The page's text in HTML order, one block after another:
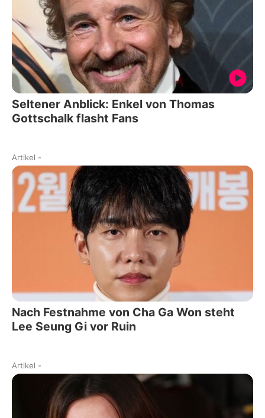
Seltener Anblick: Enkel von Thomas
Gottschalk flasht Fans
Artikel -
Nach Festnahme von Cha Ga Won steht
Lee Seung Gi vor Ruin
Artikel -